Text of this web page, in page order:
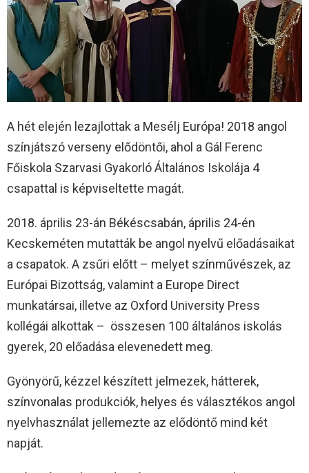
A hét elején lezajlottak a Mesélj Európa! 2018 angol
színjátszó verseny elődöntői, ahol a Gál Ferenc
Főiskola Szarvasi Gyakorló Általános Iskolája 4
csapattal is képviseltette magát.
2018. április 23-án Békéscsabán, április 24-én
Kecskeméten mutatták be angol nyelvű előadásaikat
a csapatok. A zsűri előtt – melyet színművészek, az
Európai Bizottság, valamint a Europe Direct
munkatársai, illetve az Oxford University Press
kollégái alkottak – összesen 100 általános iskolás
gyerek, 20 előadása elevenedett meg.
Gyönyörű, kézzel készített jelmezek, hátterek,
színvonalas produkciók, helyes és választékos angol
nyelvhasználat jellemezte az elődöntő mind két
napját.